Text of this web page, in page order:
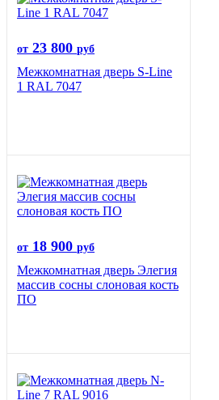
от 23 800 руб
Межкомнатная дверь S-Line
1 RAL 7047
от 18 900 руб
Межкомнатная дверь Элегия
массив сосны слоновая кость
ПО